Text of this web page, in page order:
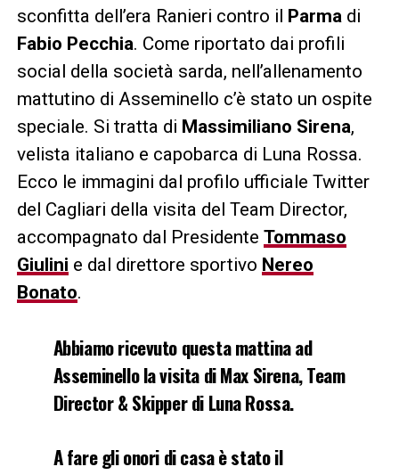
sconfitta dell’era Ranieri contro il Parma di
Fabio Pecchia. Come riportato dai profili
social della società sarda, nell’allenamento
mattutino di Asseminello c’è stato un ospite
speciale. Si tratta di Massimiliano Sirena,
velista italiano e capobarca di Luna Rossa.
Ecco le immagini dal profilo ufficiale Twitter
del Cagliari della visita del Team Director,
accompagnato dal Presidente Tommaso
Giulini e dal direttore sportivo Nereo
Bonato.
Abbiamo ricevuto questa mattina ad
Asseminello la visita di Max Sirena, Team
Director & Skipper di Luna Rossa.
A fare gli onori di casa è stato il